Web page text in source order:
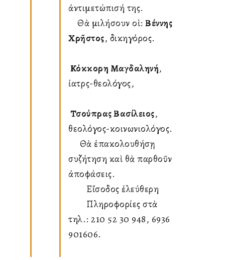
ἀντιμετώπισή της.
Θὰ μιλήσουν οἱ: Βέννης
Χρῆστος, δικηγόρος.
Κόκκορη Μαγδαληνή,
ἰατρὸς-θεολόγος,
Τσούπρας Βασίλειος,
θεολόγος-κοινωνιολόγος.
Θὰ ἐπακολουθήσῃ
συζήτηση καὶ θὰ παρθοῦν
ἀποφάσεις.
Εἴσοδος ἐλεύθερη
Πληροφορίες στὰ
τηλ.: 210 52 30 948, 6936
901606.